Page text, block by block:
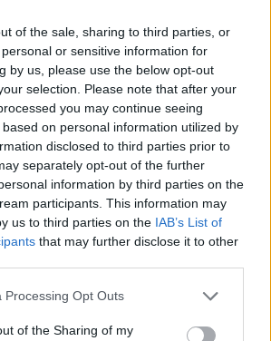
of the sale, sharing to third parties, or
or sensitive information for
by us, please use the below opt-out
selection. Please note that after your
you may continue seeing
on personal information utilized by
disclosed to third parties prior to
separately opt-out of the further
information by third parties on the
participants. This information may
us to third parties on the IAB’s List of
that may further disclose it to other
website/app uses one or more Google
or usage behaviour. You may click to
Processing Opt Outs
of the Sharing of my